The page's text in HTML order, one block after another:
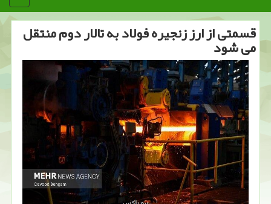
قسمتی از ارز زنجیره فولاد به تالار دوم منتقل
می شود